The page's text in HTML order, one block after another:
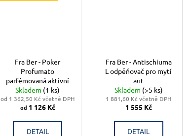
Fra Ber - Poker
Profumato
parfémovaná aktivní
pěna pro mytí aut,
koncentrát
Skladem (1 ks)
od 1 362,50 Kč včetně DPH
od 1 126 Kč
DETAIL
Fra Ber - Antischiuma
L odpěňovač pro mytí
aut
Skladem (>5 ks)
1 881,60 Kč včetně DPH
1 555 Kč
DETAIL